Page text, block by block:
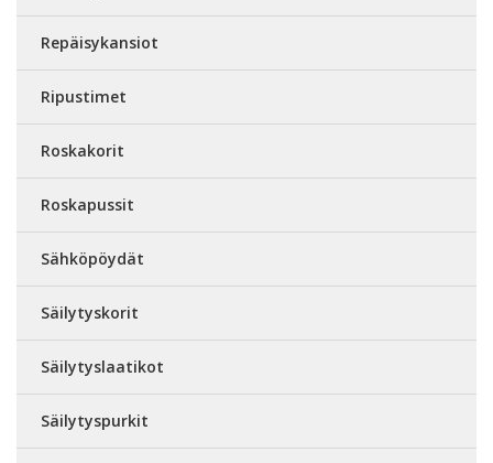
Repäisykansiot
Ripustimet
Roskakorit
Roskapussit
Sähköpöydät
Säilytyskorit
Säilytyslaatikot
Säilytyspurkit